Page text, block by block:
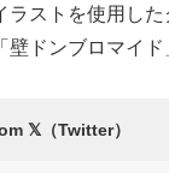
ラストを使用し
壁ドンブロマイ